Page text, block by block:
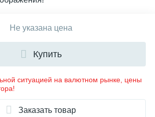
Не указана цена
Купить
ситуацией на валютном рынке, цены
Заказать товар